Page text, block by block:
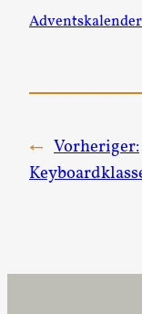
← Vorheriger: